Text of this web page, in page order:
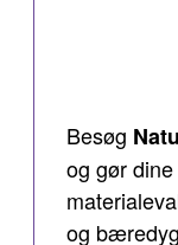
Besøg
og gør
og